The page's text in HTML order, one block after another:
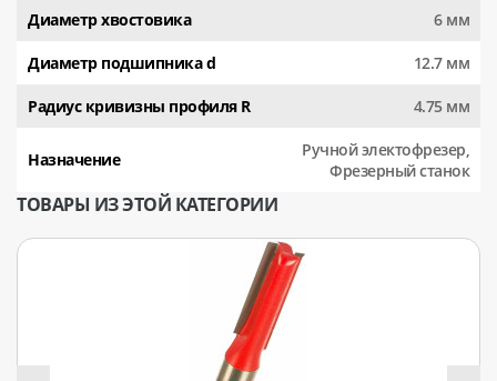
Диаметр хвостовика 6 мм
Диаметр подшипника d 12.7 мм
Радиус кривизны профиля R 4.75 мм
Назначение
Ручной электофрезер,
Фрезерный станок
ТОВАРЫ ИЗ ЭТОЙ КАТЕГОРИИ